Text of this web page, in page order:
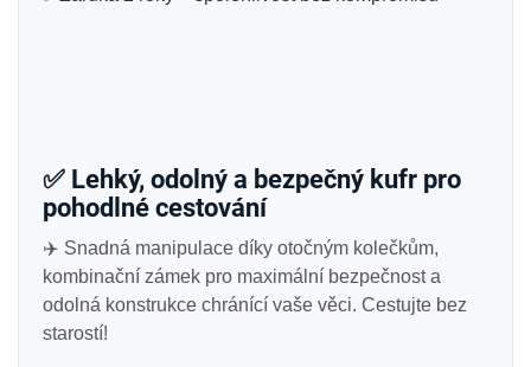
✅ Lehký, odolný a bezpečný kufr pro
pohodlné cestování
✈️ Snadná manipulace díky otočným kolečkům,
kombinační zámek pro maximální bezpečnost a
odolná konstrukce chránící vaše věci. Cestujte bez
starostí!